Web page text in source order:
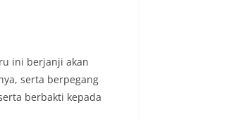
ini berjanji akan
serta berpegang
berbakti kepada